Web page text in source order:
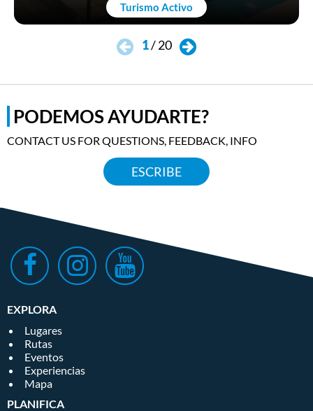
Turismo Activo
1/20
PODEMOS AYUDARTE?
CONTACT US FOR QUESTIONS, FEEDBACK, INFO
ESCRIBE
EXPLORA
Lugares
Rutas
Eventos
Experiencias
Mapa
PLANIFICA